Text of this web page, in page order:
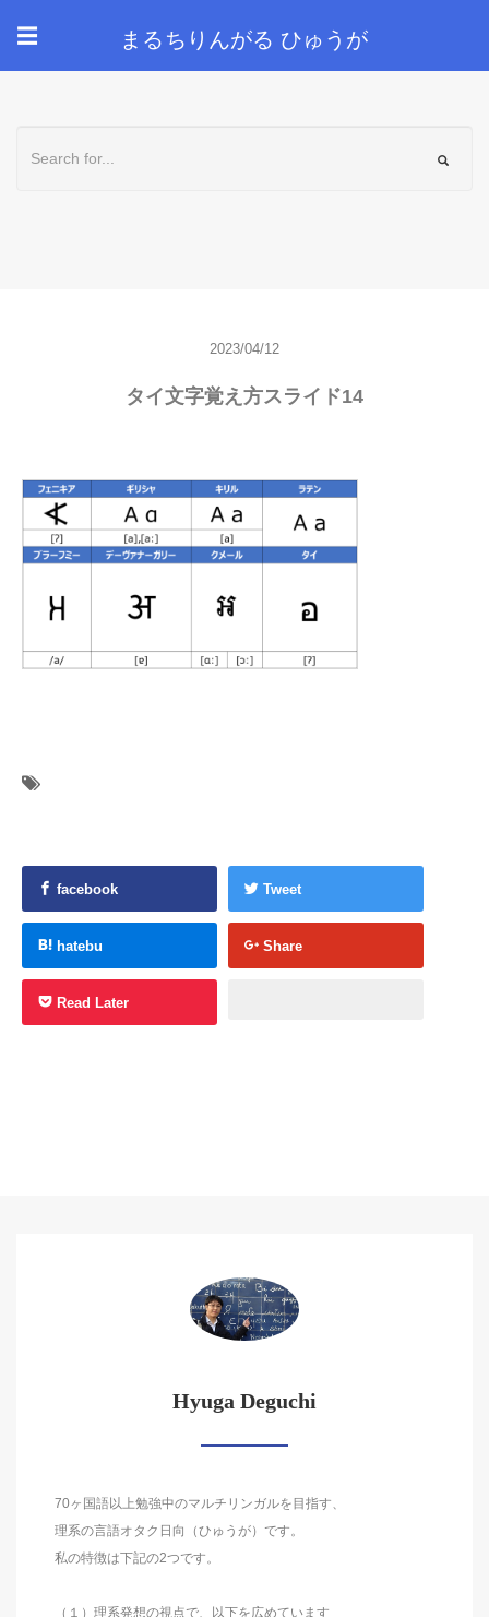
☰ まるちりんがる ひゅうが
2023/04/12
タイ文字覚え方スライド14
facebook Tweet
hatebu Share
Read Later
Hyuga Deguchi
70ヶ国語以上勉強中のマルチリンガルを目指す、
理系の言語オタク日向（ひゅうが）です。
私の特徴は下記の2つです。
（１）理系発想の視点で、以下を広めています